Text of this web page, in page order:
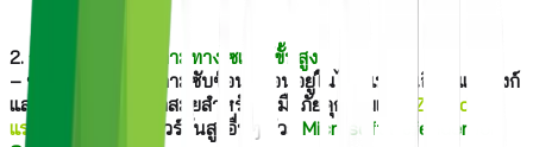
2. การป้องกันภัยคุกคามทางไซเบอร์ขั้นสูง
– ช่วยป้องกันภัยคุกคามซับซ้อนที่ซ่อนอยู่ในไฟล์แนบในอีเมลและลิงก์
และรับการป้องกันล้ำสมัยสำหรับรับมือภัยคุกคามแบบ
Zero-day
แรนซัมแวร์
และมัลแวร์ขั้นสูงอื่นๆ ด้วย Microsoft Defender for